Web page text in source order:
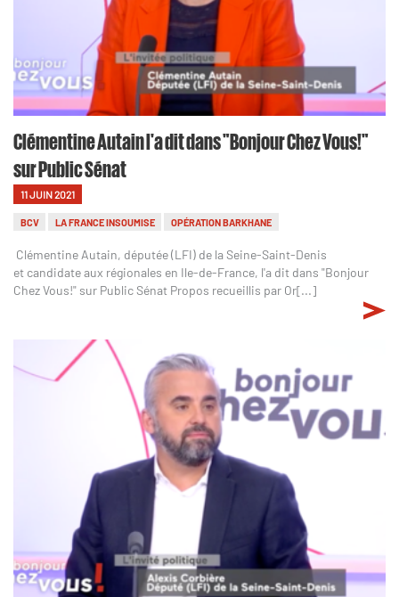
Clémentine Autain l'a dit dans "Bonjour Chez Vous!"
sur Public Sénat
11 JUIN 2021
BCV LA FRANCE INSOUMISE OPÉRATION BARKHANE
Clémentine Autain, députée (LFI) de la Seine-Saint-Denis
et candidate aux régionales en Ile-de-France, l'a dit dans "Bonjour
Chez Vous!" sur Public Sénat Propos recueillis par Or[...]